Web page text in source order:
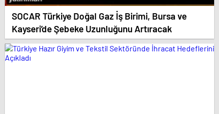
SOCAR Türkiye Doğal Gaz İş Birimi, Bursa ve
Kayseri’de Şebeke Uzunluğunu Artıracak